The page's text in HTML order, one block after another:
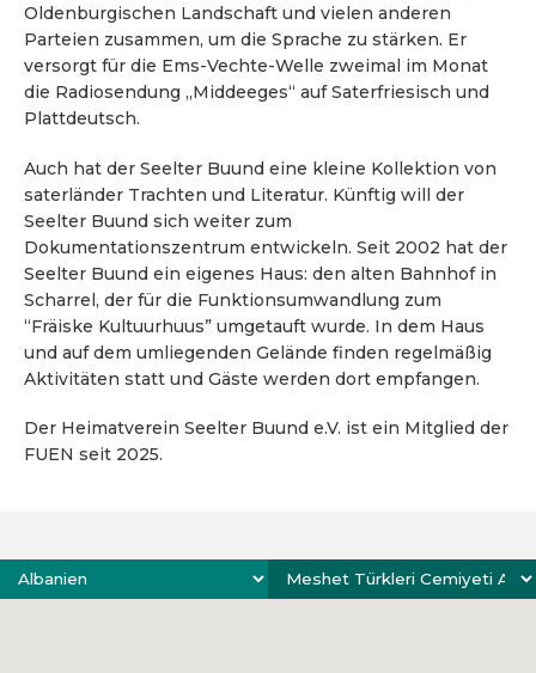
Oldenburgischen Landschaft und vielen anderen
Parteien zusammen, um die Sprache zu stärken. Er
versorgt für die Ems-Vechte-Welle zweimal im Monat
die Radiosendung „Middeeges“ auf Saterfriesisch und
Plattdeutsch.
Auch hat der Seelter Buund eine kleine Kollektion von
saterländer Trachten und Literatur. Künftig will der
Seelter Buund sich weiter zum
Dokumentationszentrum entwickeln. Seit 2002 hat der
Seelter Buund ein eigenes Haus: den alten Bahnhof in
Scharrel, der für die Funktionsumwandlung zum
“Fräiske Kultuurhuus” umgetauft wurde. In dem Haus
und auf dem umliegenden Gelände finden regelmäßig
Aktivitäten statt und Gäste werden dort empfangen.
Der Heimatverein Seelter Buund e.V. ist ein Mitglied der
FUEN seit 2025.